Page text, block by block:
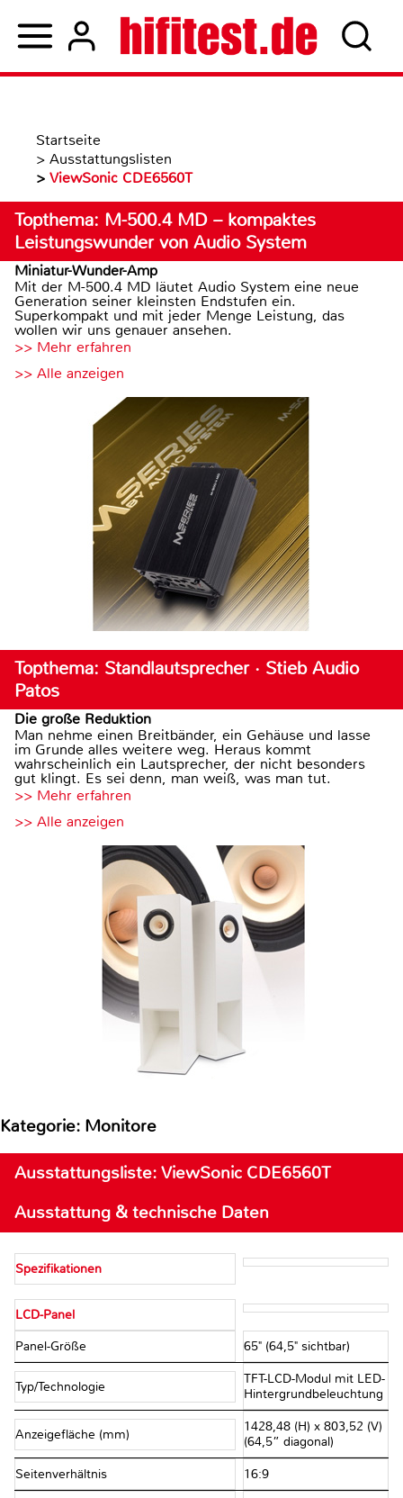
Startseite
> Ausstattungslisten
> ViewSonic CDE6560T
Topthema: M-500.4 MD – kompaktes
Leistungswunder von Audio System
Miniatur-Wunder-Amp
Mit der M-500.4 MD läutet Audio System eine neue
Generation seiner kleinsten Endstufen ein.
Superkompakt und mit jeder Menge Leistung, das
wollen wir uns genauer ansehen.
>> Mehr erfahren
>> Alle anzeigen
Topthema: Standlautsprecher · Stieb Audio
Patos
Die große Reduktion
Man nehme einen Breitbänder, ein Gehäuse und lasse
im Grunde alles weitere weg. Heraus kommt
wahrscheinlich ein Lautsprecher, der nicht besonders
gut klingt. Es sei denn, man weiß, was man tut.
>> Mehr erfahren
>> Alle anzeigen
Kategorie: Monitore
Ausstattungsliste: ViewSonic CDE6560T
Ausstattung & technische Daten
Spezifikationen
LCD-Panel
Panel-Größe 65" (64,5" sichtbar)
Typ/Technologie
TFT-LCD-Modul mit LED-
Hintergrundbeleuchtung
Anzeigefläche (mm)
1428,48 (H) x 803,52 (V)
(64,5” diagonal)
Seitenverhältnis 16:9